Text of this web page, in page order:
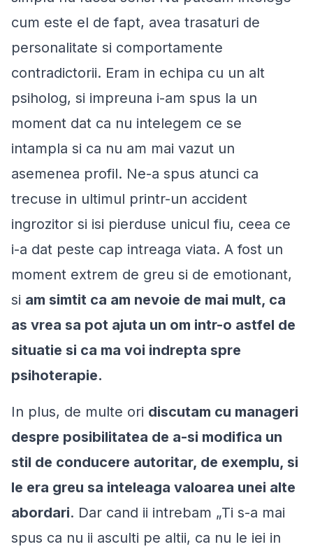
cum este el de fapt, avea trasaturi de
personalitate si comportamente
contradictorii. Eram in echipa cu un alt
psiholog, si impreuna i-am spus la un
moment dat ca nu intelegem ce se
intampla si ca nu am mai vazut un
asemenea profil. Ne-a spus atunci ca
trecuse in ultimul printr-un accident
ingrozitor si isi pierduse unicul fiu, ceea ce
i-a dat peste cap intreaga viata. A fost un
moment extrem de greu si de emotionant,
si am simtit ca am nevoie de mai mult, ca
as vrea sa pot ajuta un om intr-o astfel de
situatie si ca ma voi indrepta spre
psihoterapie.
In plus, de multe ori discutam cu manageri
despre posibilitatea de a-si modifica un
stil de conducere autoritar, de exemplu, si
le era greu sa inteleaga valoarea unei alte
abordari. Dar cand ii intrebam „Ti s-a mai
spus ca nu ii asculti pe altii, ca nu le iei in